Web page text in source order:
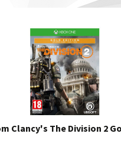
Clancy's The Division 2